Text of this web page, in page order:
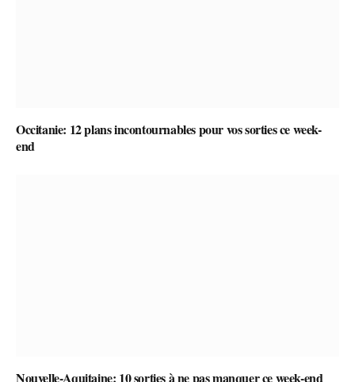
Occitanie: 12 plans incontournables pour vos sorties ce week-
end
Nouvelle-Aquitaine: 10 sorties à ne pas manquer ce week-end